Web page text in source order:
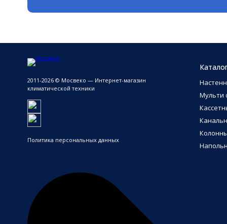
2011-2026 © Мосвеко — Интернет-магазин
климатической техники
Политика персональных данных
Мульти